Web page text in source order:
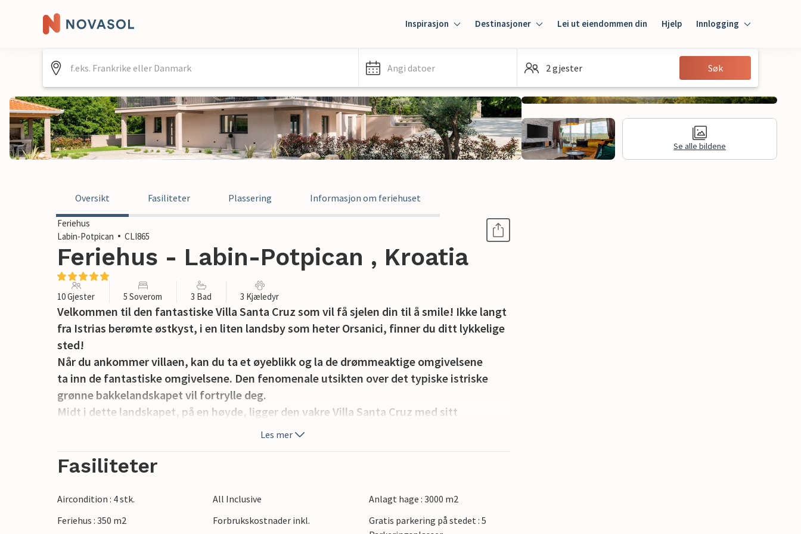
Inspirasjon Destinasjoner Lei ut eiendommen din Hjelp Innlogging
Innlogging
Gjest
Angi datoer 2 gjester Søk
Se alle bildene
Oversikt Fasiliteter Plassering Informasjon om feriehuset
Feriehus
Labin-Potpican
CLI865
Feriehus - Labin-Potpican , Kroatia
10 Gjester 5 Soverom 3 Bad 3 Kjæledyr
Velkommen til den fantastiske Villa Santa Cruz som vil få sjelen din til å smile! Ikke langt
fra Istrias berømte østkyst, i en liten landsby som heter Orsanici, finner du ditt lykkelige
sted!
Når du ankommer villaen, kan du ta et øyeblikk og la de drømmeaktige omgivelsene
ta inn de fantastiske omgivelsene. Den fenomenale utsikten over det typiske istriske
grønne bakkelandskapet vil fortrylle deg.
Midt i dette landskapet, på en høyde, ligger den vakre Villa Santa Cruz med sitt
fantastiske 60 m2 store basseng på en stor tomt. Nyt ferien her - i det forfriskende
du nyter den kroatiske solens varme stråler på en av solsengene.
deretter nyte dem sammen med hele familien og venner ved spisebordet for opptil 10
Men vennligst gå inn! Interiøret i den toetasjes villaen er svært smakfullt og moderne
Les mer
Fasiliteter
Aircondition : 4 stk. All Inclusive
Anlagt hage : 3000 m2
Feriehus : 350 m2
Forbrukskostnader inkl.
Gratis parkering på stedet : 5